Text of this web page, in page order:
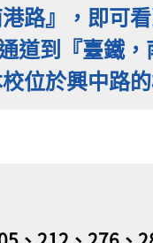
路』，即可
道到『臺鐵
位於興中路